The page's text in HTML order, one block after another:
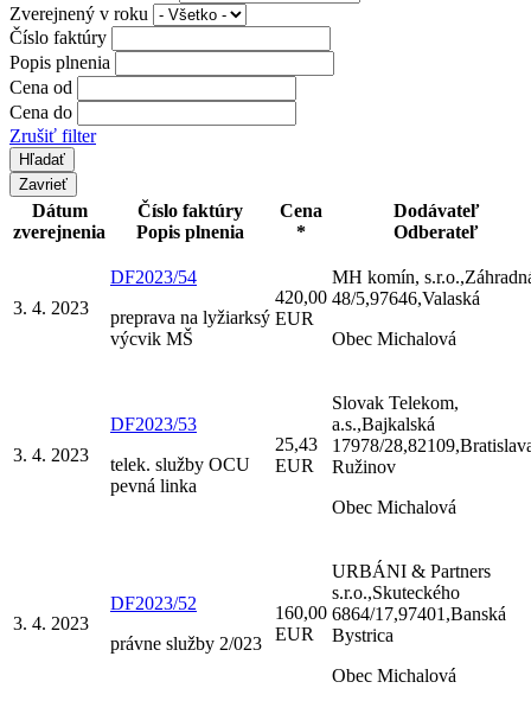
Zverejnený v roku
Číslo faktúry
Popis plnenia
Cena od
Cena do
Zrušiť filter
Zavrieť
Dátum
zverejnenia
Číslo faktúry
Popis plnenia
Cena
*
Dodávateľ
Odberateľ
3. 4. 2023
DF2023/54
preprava na lyžiarksý
výcvik MŠ
420,00
EUR
MH komín,
48/5,97646,Valaská
Obec Michalová
3. 4. 2023
DF2023/53
telek. služby OCU
pevná linka
25,43
EUR
Slovak Telekom,
a.s.,Bajkalská
17978/
Ružinov
Obec Michalová
3. 4. 2023
DF2023/52
právne služby 2/023
160,00
EUR
URBÁNI & Partners
s.r.o.,Skuteckého
6864/17,97401,Banská
Bystrica
Obec Michalová